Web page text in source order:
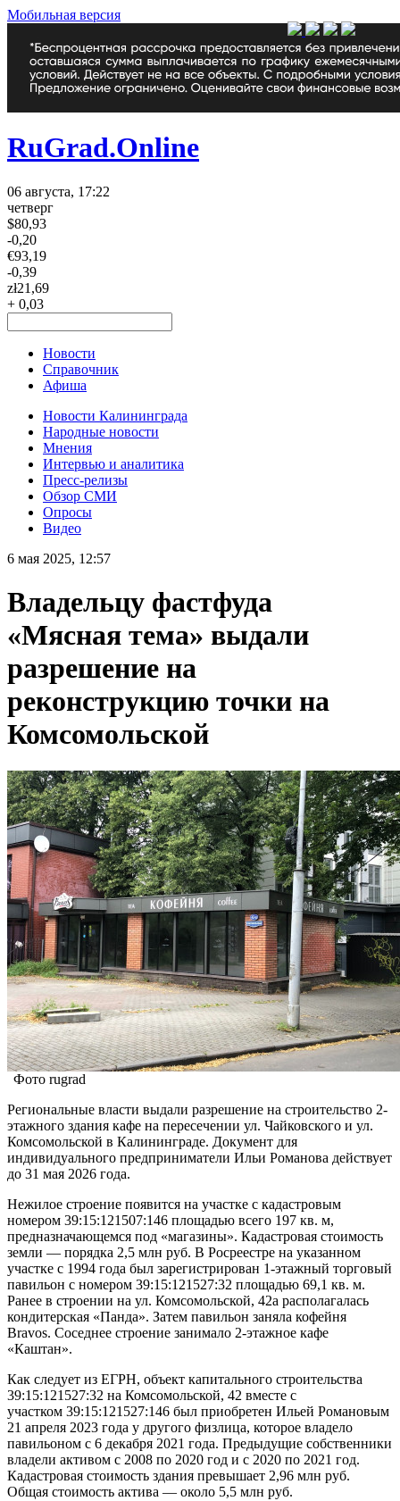
Мобильная версия
RuGrad.Online
06 августа, 17:22
четверг
$80,93
-0,20
€93,19
-0,39
zł21,69
+ 0,03
Новости
Справочник
Афиша
Новости Калининграда
Народные новости
Мнения
Интервью и аналитика
Пресс-релизы
Обзор СМИ
Опросы
Видео
6 мая 2025, 12:57
Владельцу фастфуда
«Мясная тема» выдали
разрешение на
реконструкцию точки на
Комсомольской
Фото rugrad
Региональные власти выдали разрешение на строительство 2-
этажного здания кафе на пересечении ул. Чайковского и ул.
Комсомольской в Калининграде. Документ для
индивидуального предприниматели Ильи Романова действует
до 31 мая 2026 года.
Нежилое строение появится на участке с кадастровым
номером 39:15:121507:146 площадью всего 197 кв. м,
предназначающемся под «магазины». Кадастровая стоимость
земли — порядка 2,5 млн руб. В Росреестре на указанном
участке с 1994 года был зарегистрирован 1-этажный торговый
павильон с номером 39:15:121527:32 площадью 69,1 кв. м.
Ранее в строении на ул. Комсомольской, 42а располагалась
кондитерская «Панда». Затем павильон заняла кофейня
Bravos. Соседнее строение занимало 2-этажное кафе
«Каштан».
Как следует из ЕГРН, объект капитального строительства
39:15:121527:32 на Комсомольской, 42 вместе с
участком 39:15:121527:146 был приобретен Ильей Романовым
21 апреля 2023 года у другого физлица, которое владело
павильоном с 6 декабря 2021 года. Предыдущие собственники
владели активом с 2008 по 2020 год и с 2020 по 2021 год.
Кадастровая стоимость здания превышает 2,96 млн руб.
Общая стоимость актива — около 5,5 млн руб.